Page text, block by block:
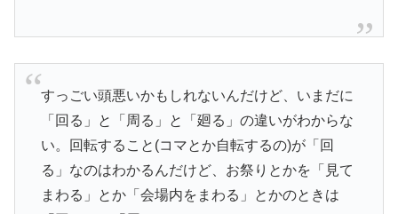
すっごい頭悪いかもしれないんだけど、いまだに
「回る」と「周る」と「廻る」の違いがわからな
い。回転すること(コマとか自転するの)が「回
る」なのはわかるんだけど、お祭りとかを「見て
まわる」とか「会場内をまわる」とかのときは